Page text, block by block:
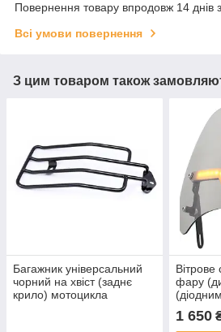
Повернення товару впродовж 14 днів
Всі умови повернення
З цим товаром також
Багажник універсальний
чорний на хвіст (заднє
крило) мотоцикла
Вітрове
фару
1 650